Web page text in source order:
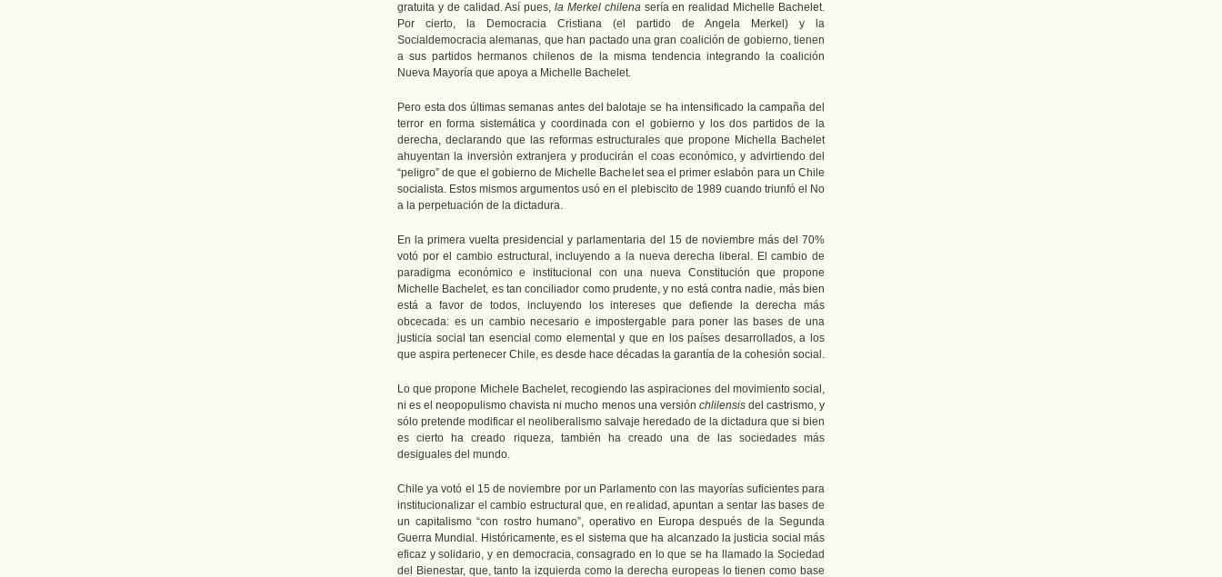
gratuita y de calidad. Así pues,la Merkelchilenasería en realidad Michelle Bachelet.
Por cierto, la Democracia Cristiana (el partido de Angela Merkel) y la
Socialdemocracia alemanas, que han pactado una gran coalición de gobierno, tienen
a sus partidos hermanos chilenos de la misma tendencia integrando la coalición
Nueva Mayoría que apoya a Michelle Bachelet.
Pero esta dos últimas semanas antes del balotaje se ha intensificado la campaña del
terror en forma sistemática y coordinada con el gobierno y los dos partidos de la
derecha, declarando que las reformas estructurales que propone Michella Bachelet
ahuyentan la inversión extranjera y producirán el coas económico, y advirtiendo del
“peligro” de que el gobierno de Michelle Bachelet sea el primer eslabón para un Chile
socialista. Estos mismos argumentos usó en el plebiscito de 1989 cuando triunfó el No
a la perpetuación de la dictadura.
En la primera vuelta presidencial y parlamentaria del 15 de noviembre más del 70%
votó por el cambio estructural, incluyendo a la nueva derecha liberal. El cambio de
paradigma económico e institucional con una nueva Constitución que propone
Michelle Bachelet, es tan conciliador como prudente, y no está contra nadie, más bien
está a favor de todos, incluyendo los intereses que defiende la derecha más
obcecada: es un cambio necesario e impostergable para poner las bases de una
justicia social tan esencial como elemental y que en los países desarrollados, a los
que aspira pertenecer Chile, es desde hace décadas la garantía de la cohesión social.
Lo que propone Michele Bachelet, recogiendo las aspiraciones del movimiento social,
ni es el neopopulismo chavista ni mucho menos una versión chlilensis del castrismo, y
sólo pretende modificar el neoliberalismo salvaje heredado de la dictadura que si bien
es cierto ha creado riqueza, también ha creado una de las sociedades más
desiguales del mundo.
Chile ya votó el 15 de noviembre por un Parlamento con las mayorías suficientes para
institucionalizar el cambio estructural que, en realidad, apuntan a sentar las bases de
un capitalismo “con rostro humano”, operativo en Europa después de la Segunda
Guerra Mundial. Históricamente, es el sistema que ha alcanzado la justicia social más
eficaz y solidario, y en democracia, consagrado en lo que se ha llamado la Sociedad
del Bienestar, que, tanto la izquierda como la derecha europeas lo tienen como base